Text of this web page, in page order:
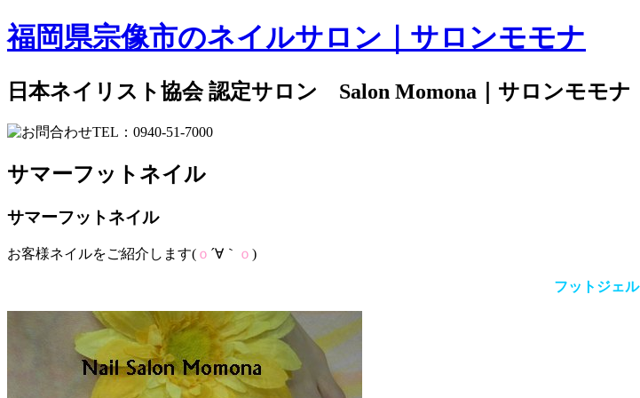
福岡県宗像市のネイルサロン｜サロンモモナ
日本ネイリスト協会 認定サロン Salon Momona｜サロンモモナ
サマーフットネイル
サマーフットネイル
お客様ネイルをご紹介します( ｏ ´∀｀ ｏ )
フットジェル